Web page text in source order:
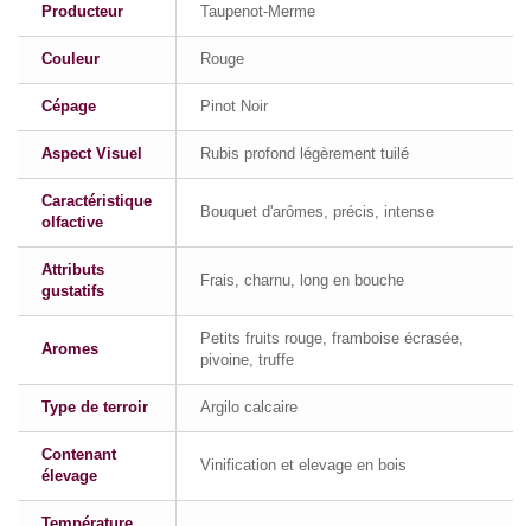
Producteur Taupenot-Merme
Couleur Rouge
Cépage Pinot Noir
Aspect Visuel Rubis profond légèrement tuilé
Caractéristique
olfactive
Bouquet d'arômes, précis, intense
Attributs
gustatifs
Frais, charnu, long en bouche
Aromes
Petits fruits rouge, framboise écrasée,
pivoine, truffe
Type de terroir Argilo calcaire
Contenant
élevage
Vinification et elevage en bois